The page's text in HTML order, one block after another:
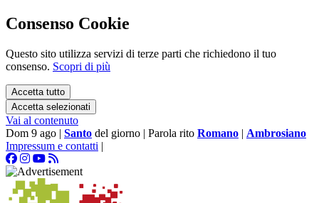
Consenso Cookie
Questo sito utilizza servizi di terze parti che richiedono il tuo
consenso. Scopri di più
Accetta tutto
Accetta selezionati
Vai al contenuto
Dom 9 ago | Santo del giorno | Parola rito Romano | Ambrosiano
Impressum e contatti |